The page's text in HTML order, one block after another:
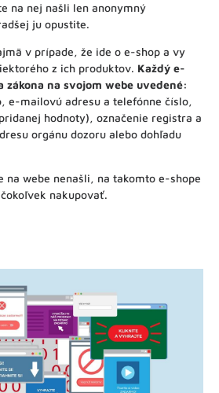
na nej našli len anonymný
ju opustite.
v prípade, že ide o e-shop a vy
z ich produktov. Každý e-
zákona na svojom webe uvedené:
e-mailovú adresu a telefónne číslo,
hodnoty), označenie registra a
orgánu dozoru alebo dohľadu
na webe nenašli, na takomto e-shope
nakupovať.